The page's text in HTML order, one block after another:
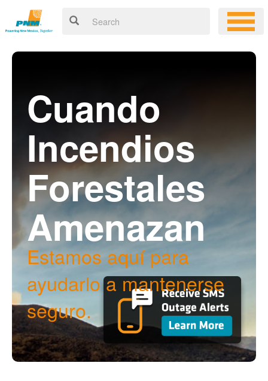
Cuando
Incendios
Forestales
Amenazan
Estamos aquí para
ayudarlo a mantenerse
seguro.